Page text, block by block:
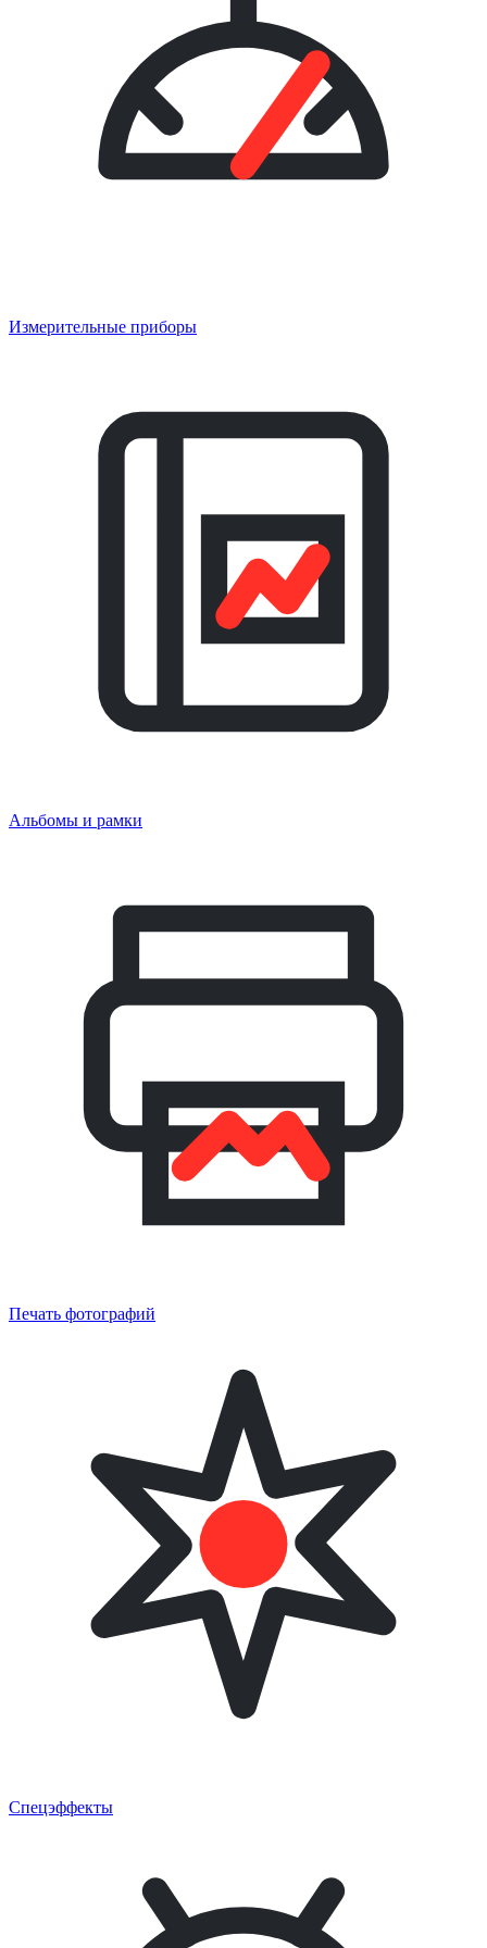
Измерительные приборы
Альбомы и рамки
Печать фотографий
Спецэффекты